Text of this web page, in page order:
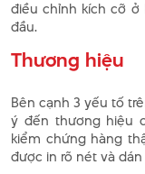
điều chỉnh kích cỡ
đầu.
Thương hiệu
Bên cạnh 3 yếu tố
ý đến thương hiệu
kiểm chứng hàng
được in rõ nét và